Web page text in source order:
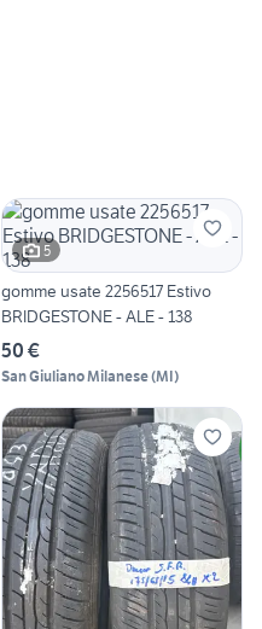
5
gomme usate 2256517 Estivo
BRIDGESTONE - ALE - 138
50 €
San Giuliano Milanese(MI)